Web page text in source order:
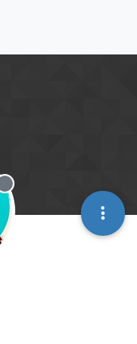
Offline